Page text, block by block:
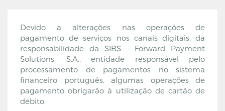
Devido a alterações nas operações de
pagamento de serviços nos canais digitais, da
responsabilidade da SIBS - Forward Payment
Solutions, S.A., entidade responsável pelo
processamento de pagamentos no sistema
financeiro português, algumas operações de
pagamento obrigarão à utilização de cartão de
débito.